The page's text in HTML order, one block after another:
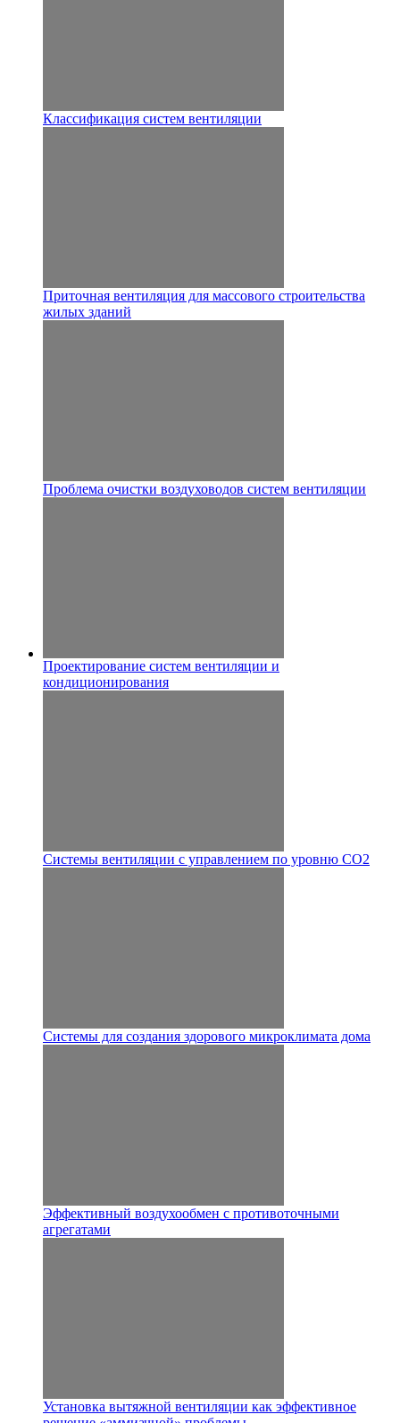
Классификация систем вентиляции
Приточная вентиляция для массового строительства
жилых зданий
Проблема очистки воздуховодов систем вентиляции
Проектирование систем вентиляции и
кондиционирования
Системы вентиляции с управлением по уровню CO2
Системы для создания здорового микроклимата дома
Эффективный воздухообмен с противоточными
агрегатами
Установка вытяжной вентиляции как эффективное